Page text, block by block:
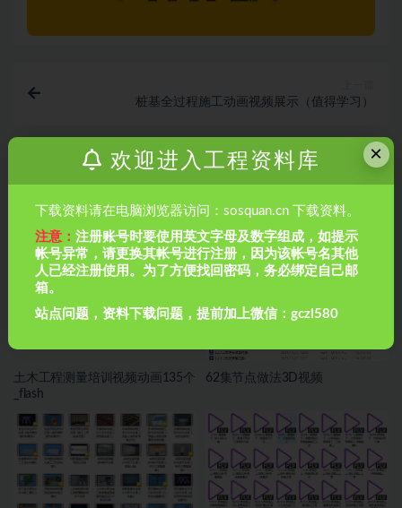
桩基全过程施工动画视频展示（值得学习）
相关文章
土木工程测量培训视频动画135个
_flash
62集节点做法3D视频
×
欢迎进入工程资料库
下载资料请在电脑浏览器访问：sosquan.cn 下载资料。
注意：注册账号时要使用英文字母及数字组成，如提示
帐号异常，请更换其帐号进行注册，因为该帐号名其他
人已经注册使用。为了方便找回密码，务必绑定自己邮
箱。
站点问题，资料下载问题，提前加上微信：gczl580